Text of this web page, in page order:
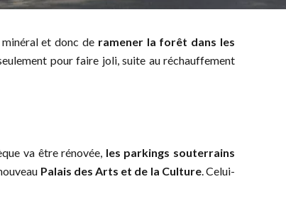
et donc de ramener la forêt dans les
pour faire joli, suite au réchauffement
va être rénovée, les parkings souterrains
Palais des Arts et de la Culture. Celui-